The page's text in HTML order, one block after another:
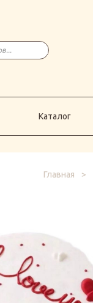
Каталог
Главная >